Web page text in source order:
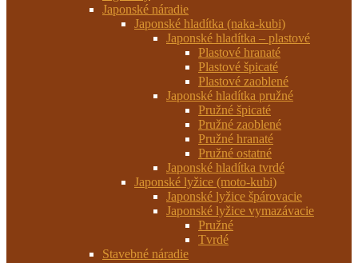
Japonské náradie
Japonské hladítka (naka-kubi)
Japonské hladítka – plastové
Plastové hranaté
Plastové špicaté
Plastové zaoblené
Japonské hladítka pružné
Pružné špicaté
Pružné zaoblené
Pružné hranaté
Pružné ostatné
Japonské hladítka tvrdé
Japonské lyžice (moto-kubi)
Japonské lyžice špárovacie
Japonské lyžice vymazávacie
Pružné
Tvrdé
Stavebné náradie